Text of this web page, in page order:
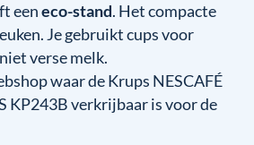
eeneco-stand. Het compacte
Je gebruikt cups voor
verse melk.
waar de Krups NESCAFÉ
KP243B verkrijbaar is voor de